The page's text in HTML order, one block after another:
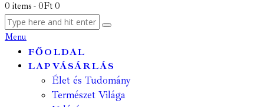
0 items - 0Ft 0
Menu
FŐOLDAL
LAPVÁSÁRLÁS
Élet és Tudomány
Természet Világa